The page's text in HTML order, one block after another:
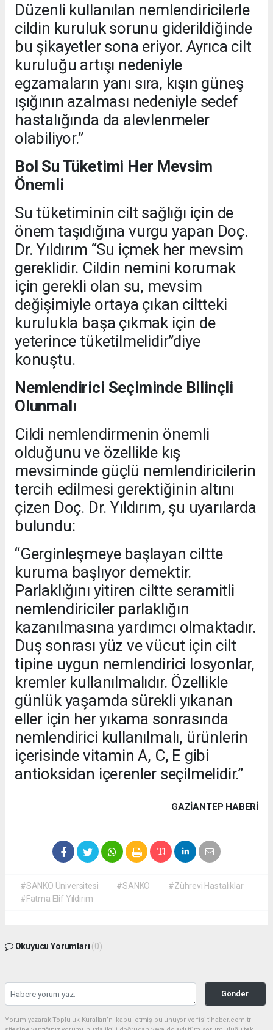
Düzenli kullanılan nemlendiricilerle
cildin kuruluk sorunu giderildiğinde
bu şikayetler sona eriyor. Ayrıca cilt
kuruluğu artışı nedeniyle
egzamaların yanı sıra, kışın güneş
ışığının azalması nedeniyle sedef
hastalığında da alevlenmeler
olabiliyor.”
Bol Su Tüketimi Her Mevsim
Önemli
Su tüketiminin cilt sağlığı için de
önem taşıdığına vurgu yapan Doç.
Dr. Yıldırım “Su içmek her mevsim
gereklidir. Cildin nemini korumak
için gerekli olan su, mevsim
değişimiyle ortaya çıkan ciltteki
kurulukla başa çıkmak için de
yeterince tüketilmelidir”diye
konuştu.
Nemlendirici Seçiminde Bilinçli
Olunmalı
Cildi nemlendirmenin önemli
olduğunu ve özellikle kış
mevsiminde güçlü nemlendiricilerin
tercih edilmesi gerektiğinin altını
çizen Doç. Dr. Yıldırım, şu uyarılarda
bulundu:
“Gerginleşmeye başlayan ciltte
kuruma başlıyor demektir.
Parlaklığını yitiren ciltte seramitli
nemlendiriciler parlaklığın
kazanılmasına yardımcı olmaktadır.
Duş sonrası yüz ve vücut için cilt
tipine uygun nemlendirici losyonlar,
kremler kullanılmalıdır. Özellikle
günlük yaşamda sürekli yıkanan
eller için her yıkama sonrasında
nemlendirici kullanılmalı, ürünlerin
içerisinde vitamin A, C, E gibi
antioksidan içerenler seçilmelidir.”
GAZIANTEP HABERİ
#SANKO Üniversitesi #SANKO
#Zührevi Hastalıklar
#Fatma Elif Yıldırım
Okuyucu Yorumları (0)
Gönder
Yorum yazarak Topluluk Kuralları’nı kabul etmiş bulunuyor ve fisiltihaber.com.tr